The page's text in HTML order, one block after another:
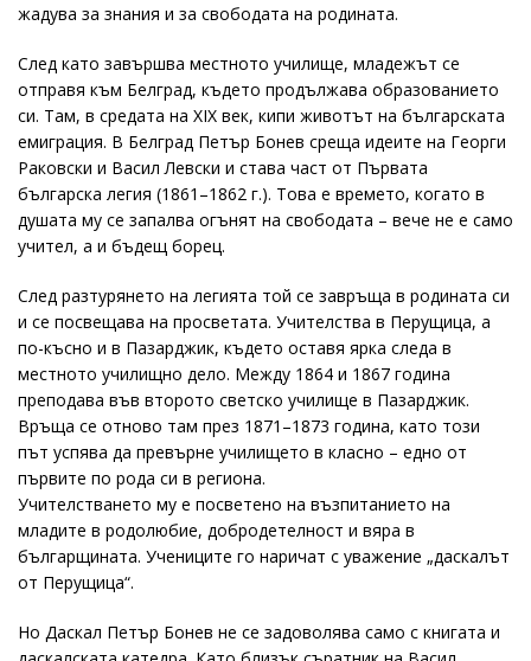
жадува за знания и за свободата на родината.
След като завършва местното училище, младежът се
отправя към Белград, където продължава образованието
си. Там, в средата на XIX век, кипи животът на българската
емиграция. В Белград Петър Бонев среща идеите на Георги
Раковски и Васил Левски и става част от Първата
българска легия (1861–1862 г.). Това е времето, когато в
душата му се запалва огънят на свободата – вече не е само
учител, а и бъдещ борец.
След разтурянето на легията той се завръща в родината си
и се посвещава на просветата. Учителства в Перущица, а
по-късно и в Пазарджик, където оставя ярка следа в
местното училищно дело. Между 1864 и 1867 година
преподава във второто светско училище в Пазарджик.
Връща се отново там през 1871–1873 година, като този
път успява да превърне училището в класно – едно от
първите по рода си в региона.
Учителстването му е посветено на възпитанието на
младите в родолюбие, добродетелност и вяра в
българщината. Учениците го наричат с уважение „даскалът
от Перущица“.
Но Даскал Петър Бонев не се задоволява само с книгата и